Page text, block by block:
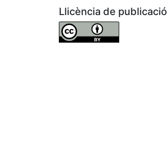
Llicència de publicació